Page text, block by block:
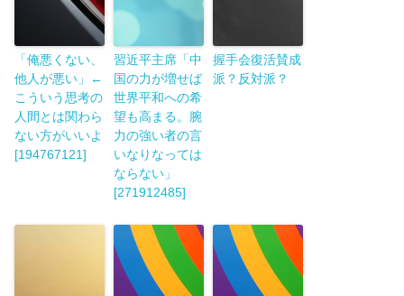
「俺悪くない、
他人が悪い」←
こういう思考の
人間とは関わら
ない方がいいよ
[194767121]
習近平主席「中
国の力が増せば
世界平和への希
望も高まる。腕
力の強い者の言
いなりなっては
ならない」
[271912485]
握手会復活賛成
派？反対派？